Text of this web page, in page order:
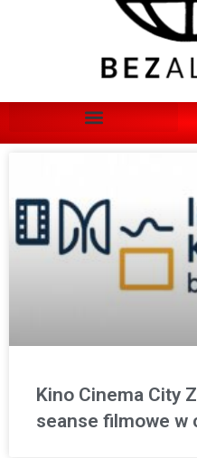
Kino Cinema City
seanse filmowe w